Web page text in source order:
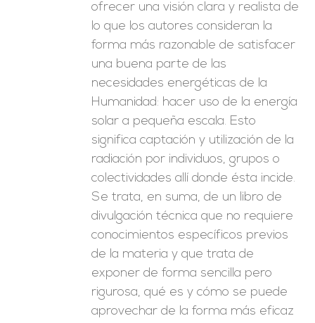
ofrecer una visión clara y realista de
lo que los autores consideran la
forma más razonable de satisfacer
una buena parte de las
necesidades energéticas de la
Humanidad: hacer uso de la energía
solar a pequeña escala. Esto
significa captación y utilización de la
radiación por individuos, grupos o
colectividades allí donde ésta incide.
Se trata, en suma, de un libro de
divulgación técnica que no requiere
conocimientos específicos previos
de la materia y que trata de
exponer de forma sencilla pero
rigurosa, qué es y cómo se puede
aprovechar de la forma más eficaz